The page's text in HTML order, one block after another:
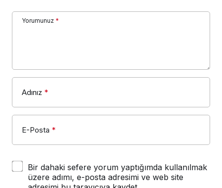
Yorumunuz *
Adınız *
E-Posta *
Bir dahaki sefere yorum yaptığımda kullanılmak
üzere adımı, e-posta adresimi ve web site